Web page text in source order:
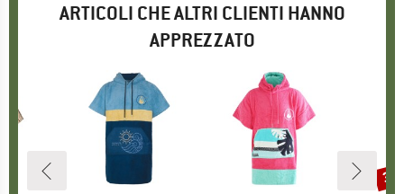
ARTICOLI CHE ALTRI CLIENTI HANNO
APPREZZATO